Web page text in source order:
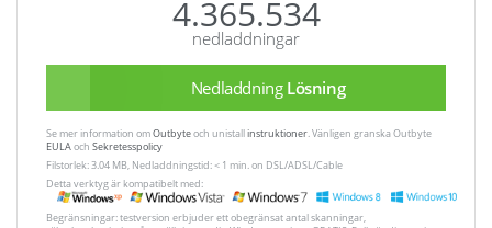
4.365.534
nedladdningar
Nedladdning Lösning
Se mer information omOutbyteoch unistallinstruktioner. Vänligen granska Outbyte
EULAoch Sekretesspolicy
Filstorlek: 3.04 MB, Nedladdningstid: < 1 min. on DSL/ADSL/Cable
Detta verktyg är kompatibelt med:
Begränsningar: testversion erbjuder ett obegränsat antal skanningar,